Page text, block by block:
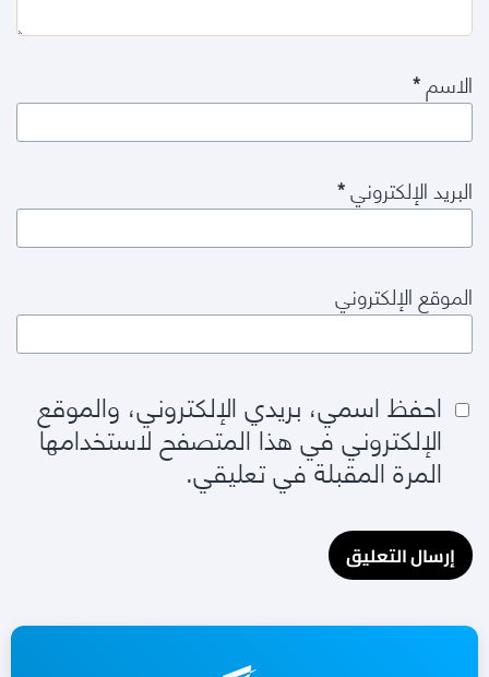
الاسم*
البريد الإلكتروني*
الموقع الإلكتروني
احفظ اسمي، بريدي الإلكتروني، والموقع
الإلكتروني في هذا المتصفح لاستخدامها
المرة المقبلة في تعليقي.